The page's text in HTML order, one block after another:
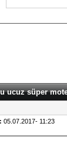
ucuz
05.07.2017- 11:23